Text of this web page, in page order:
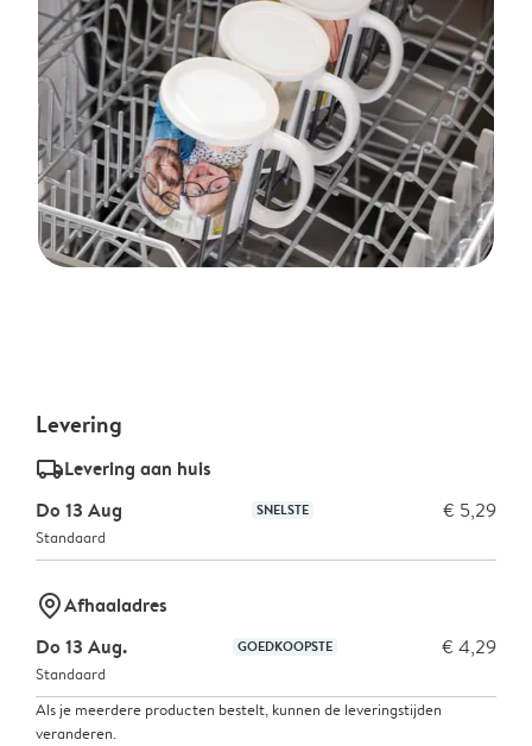
Levering
delivery_standard_v2Levering aan huis
Do 13 Aug
SNELSTE € 5,29
Standaard
marker-pinAfhaaladres
Do 13 Aug.
GOEDKOOPSTE € 4,29
Standaard
Als je meerdere producten bestelt, kunnen de leveringstijden
veranderen.